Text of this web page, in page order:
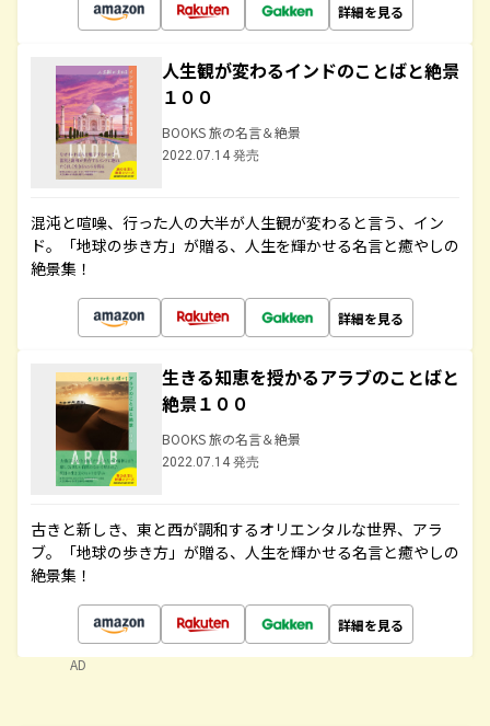
詳細を見る
人生観が変わるインドのことばと絶景
１００
BOOKS 旅の名言＆絶景
2022.07.14 発売
混沌と喧噪、行った人の大半が人生観が変わると言う、イン
ド。「地球の歩き方」が贈る、人生を輝かせる名言と癒やしの
絶景集！
詳細を見る
生きる知恵を授かるアラブのことばと
絶景１００
BOOKS 旅の名言＆絶景
2022.07.14 発売
古きと新しき、東と西が調和するオリエンタルな世界、アラ
ブ。「地球の歩き方」が贈る、人生を輝かせる名言と癒やしの
絶景集！
詳細を見る
AD